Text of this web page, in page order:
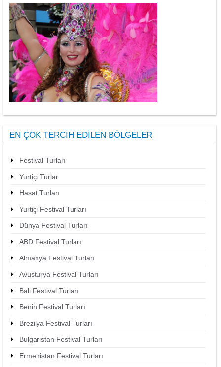
EN ÇOK TERCIH EDILEN BÖLGELER
Festival Turları
Yurtiçi Turlar
Hasat Turları
Yurtiçi Festival Turları
Dünya Festival Turları
ABD Festival Turları
Almanya Festival Turları
Avusturya Festival Turları
Bali Festival Turları
Benin Festival Turları
Brezilya Festival Turları
Bulgaristan Festival Turları
Ermenistan Festival Turları